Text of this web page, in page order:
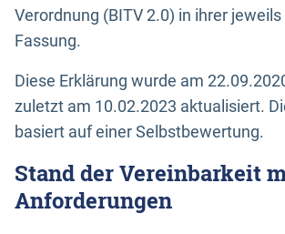
Verordnung (BITV 2.0) in ihrer
Fassung.
Diese Erklärung wurde am
zuletzt am 10.02.2023 aktualisiert.
basiert auf einer Selbstbewertung.
Stand der Vereinbarkeit
Anforderungen